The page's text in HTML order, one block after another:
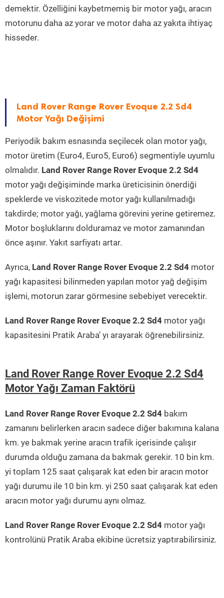
demektir. Özelliğini kaybetmemiş bir motor yağı, aracın
motorunu daha az yorar ve motor daha az yakıta ihtiyaç
hisseder.
Land Rover Range Rover Evoque 2.2 Sd4
Motor Yağı Değişimi
Periyodik bakım esnasında seçilecek olan motor yağı,
motor üretim (Euro4, Euro5, Euro6) segmentiyle uyumlu
olmalıdır. Land Rover Range Rover Evoque 2.2 Sd4
motor yağı değişiminde marka üreticisinin önerdiği
speklerde ve viskozitede motor yağı kullanılmadığı
takdirde; motor yağı, yağlama görevini yerine getiremez.
Motor boşluklarını dolduramaz ve motor zamanından
önce aşınır. Yakıt sarfiyatı artar.
Ayrıca, Land Rover Range Rover Evoque 2.2 Sd4 motor
yağı kapasitesi bilinmeden yapılan motor yağ değişim
işlemi, motorun zarar görmesine sebebiyet verecektir.
Land Rover Range Rover Evoque 2.2 Sd4 motor yağı
kapasitesini Pratik Araba’ yı arayarak öğrenebilirsiniz.
Land Rover Range Rover Evoque 2.2 Sd4
Motor Yağı Zaman Faktörü
Land Rover Range Rover Evoque 2.2 Sd4 bakım
zamanını belirlerken aracın sadece diğer bakımına kalana
km. ye bakmak yerine aracın trafik içerisinde çalışır
durumda olduğu zamana da bakmak gerekir. 10 bin km.
yi toplam 125 saat çalışarak kat eden bir aracın motor
yağı durumu ile 10 bin km. yi 250 saat çalışarak kat eden
aracın motor yağı durumu aynı olmaz.
Land Rover Range Rover Evoque 2.2 Sd4 motor yağı
kontrolünü Pratik Araba ekibine ücretsiz yaptırabilirsiniz.